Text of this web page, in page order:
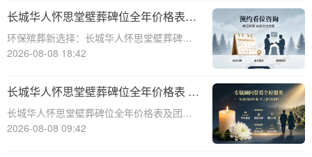
思仪式注入了前所未有的生机。长城华人怀
思堂适时推出的单人纪念碑位报价空间升级
活动，正是
长城华人怀思堂壁葬碑位全年价格表及
团购专属折扣福利详解
环保殡葬新选择：长城华人怀思堂壁葬碑位
价格及团购福利全解析☎ 华人怀思堂电
日益细致，壁葬作为一种绿色、节地的殡葬
方式逐渐走进大众视野。长城华人怀思
2026-08-08 18:42
长城华人怀思堂壁葬碑位全年价格表 团
购享专属折扣福利详解
长城华人怀思堂壁葬碑位全年价格表及团购
专属折扣福利详解☎ 华人怀思堂电话:400-
2026-08-08 09:42